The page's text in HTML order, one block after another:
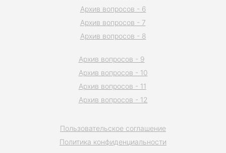
Пользовательское соглашение
Политика конфиденциальности
Архив вопросов - 6
Архив вопросов - 7
Архив вопросов - 8
Архив вопросов - 9
Архив вопросов - 10
Архив вопросов - 11
Архив вопросов - 12